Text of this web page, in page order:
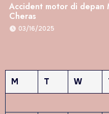
Accident motor di depan
Cheras
03/16/2025
M T W